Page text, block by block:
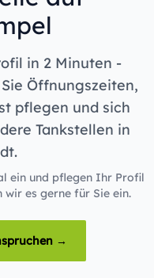
in 2 Minuten -
Öffnungszeiten,
pflegen und sich
Tankstellen in
ein und pflegen Ihr Profil
es gerne für Sie ein.
→